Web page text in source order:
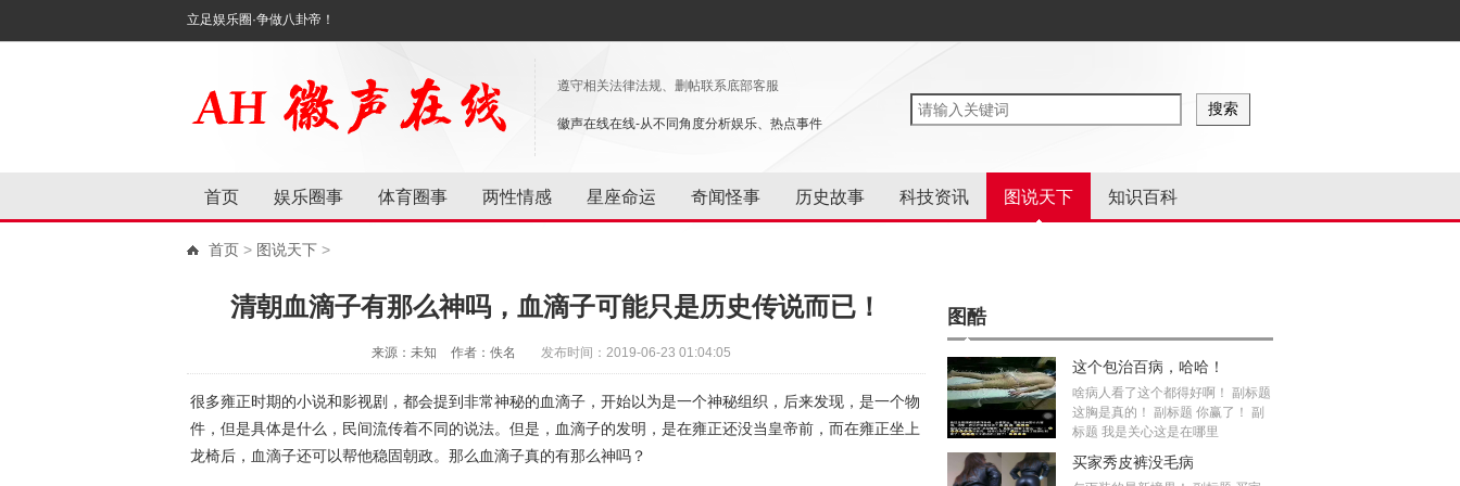
立足娱乐圈·争做八卦帝！
遵守相关法律法规、删帖联系底部客服
徽声在线在线-从不同角度分析娱乐、热点事件
首页 娱乐圈事 体育圈事 两性情感 星座命运 奇闻怪事 历史故事 科技资讯 图说天下 知识百科
首页 > 图说天下 >
清朝血滴子有那么神吗，血滴子可能只是历史传说而已！
来源：未知 作者：佚名 发布时间：2019-06-23 01:04:05
很多雍正时期的小说和影视剧，都会提到非常神秘的血滴子，开始以为是一个神秘组织，后来发现，是一个物
件，但是具体是什么，民间流传着不同的说法。但是，血滴子的发明，是在雍正还没当皇帝前，而在雍正坐上
龙椅后，血滴子还可以帮他稳固朝政。那么血滴子真的有那么神吗？
图酷
这个包治百病，哈哈！
啥病人看了这个都得好啊！ 副标题
这胸是真的！ 副标题 你赢了！ 副
标题 我是关心这是在哪里
买家秀皮裤没毛病